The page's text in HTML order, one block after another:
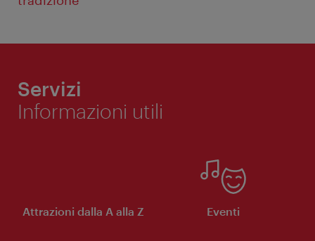
Servizi
Informazioni utili
Attrazioni dalla A alla Z Eventi